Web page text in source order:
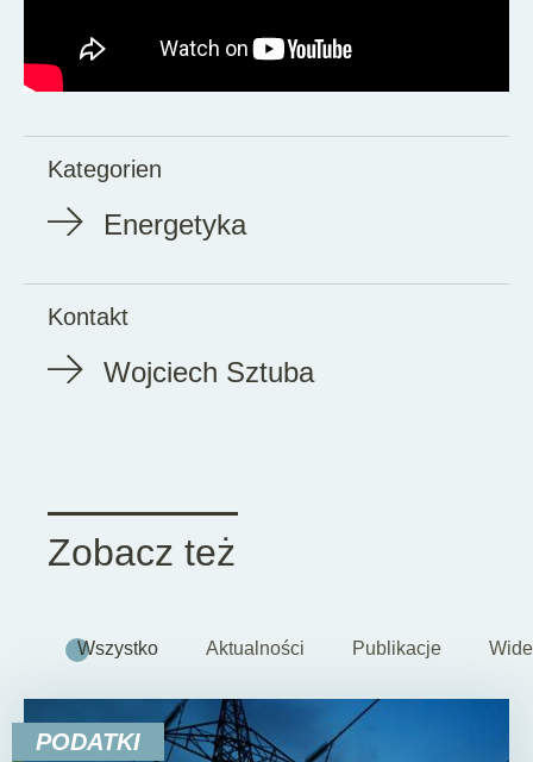
Kategorien
Energetyka
Kontakt
Wojciech Sztuba
Zobacz też
Wszystko Aktualności Publikacje
PODATKI